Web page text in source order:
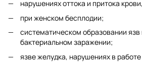
нарушениях оттока и притока
при женском бесплодии;
систематическом образовании язв
бактериальном заражении;
язве желудка, нарушениях в